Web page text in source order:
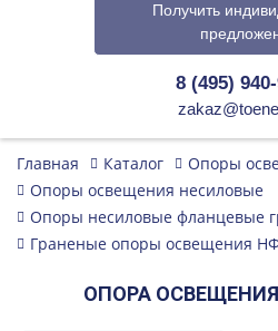
Получить
8 (495)
Главная Каталог
Опоры
Опоры освещения несиловые
Опоры несиловые фланцевые
Граненые опоры освещения
ОПОРА